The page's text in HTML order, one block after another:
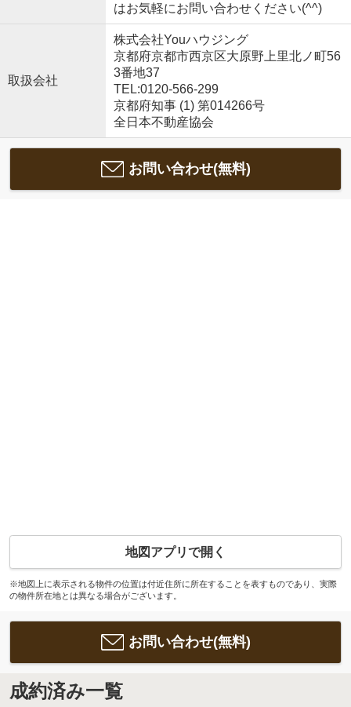
はお気軽にお問い合わせください(^^)
取扱会社
株式会社Youハウジング
京都府京都市西京区大原野上里北ノ町56
3番地37
TEL:0120-566-299
京都府知事 (1) 第014266号
全日本不動産協会
お問い合わせ(無料)
地図アプリで開く
※地図上に表示される物件の位置は付近住所に所在することを表すものであり、実際
の物件所在地とは異なる場合がございます。
お問い合わせ(無料)
成約済み一覧